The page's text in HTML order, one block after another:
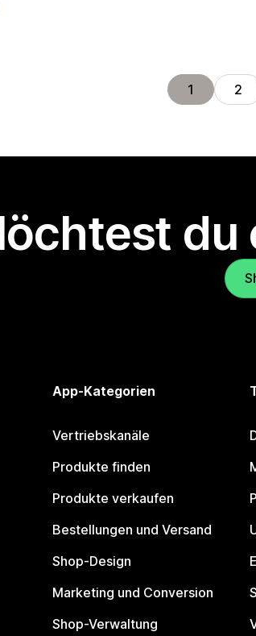
1 2
du
App-Kategorien
Vertriebskanäle
Produkte finden
Produkte verkaufen
Bestellungen und Versand
Shop-Design
Marketing und Conversion
Shop-Verwaltung